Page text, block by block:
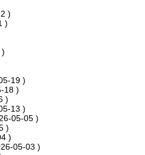
)
)
19 )
18 )
)
13 )
05-05 )
)
)
05-03 )